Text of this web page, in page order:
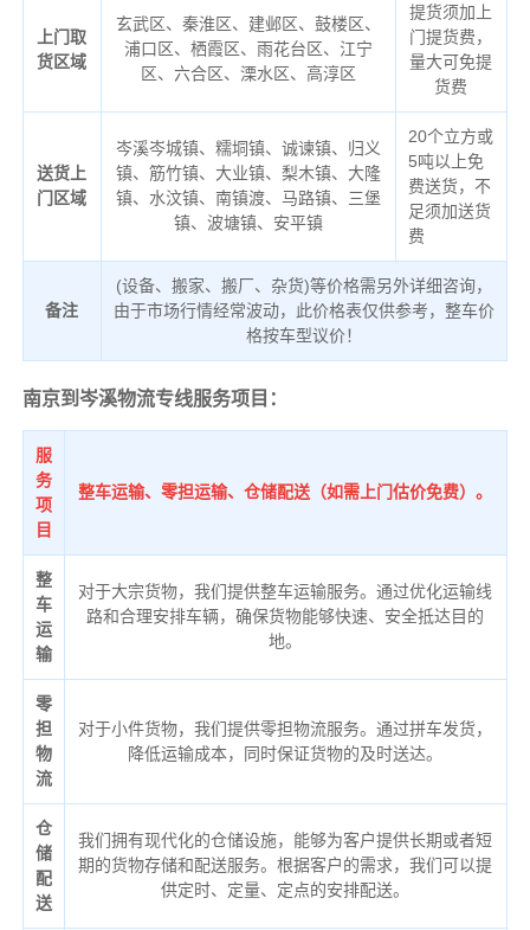
上门取
货区域
玄武区、秦淮区、建邺区、鼓楼区、
浦口区、栖霞区、雨花台区、江宁
区、六合区、溧水区、高淳区
提货须加上
门提货费，
量大可免提
货费
送货上
门区域
岑溪岑城镇、糯垌镇、诚谏镇、归义
镇、筋竹镇、大业镇、梨木镇、大隆
镇、水汶镇、南镇渡、马路镇、三堡
镇、波塘镇、安平镇
20个立方或
5吨以上免
费送货，不
足须加送货
费
备注
(设备、搬家、搬厂、杂货)等价格需另外详细咨询，
由于市场行情经常波动，此价格表仅供参考，整车价
格按车型议价！
南京到岑溪物流专线服务项目：
服
务
项
目
整车运输、零担运输、仓储配送（如需上门估价免费）。
整
车
运
输
对于大宗货物，我们提供整车运输服务。通过优化运输线
路和合理安排车辆，确保货物能够快速、安全抵达目的
地。
零
担
物
流
对于小件货物，我们提供零担物流服务。通过拼车发货，
降低运输成本，同时保证货物的及时送达。
仓
储
配
送
我们拥有现代化的仓储设施，能够为客户提供长期或者短
期的货物存储和配送服务。根据客户的需求，我们可以提
供定时、定量、定点的安排配送。